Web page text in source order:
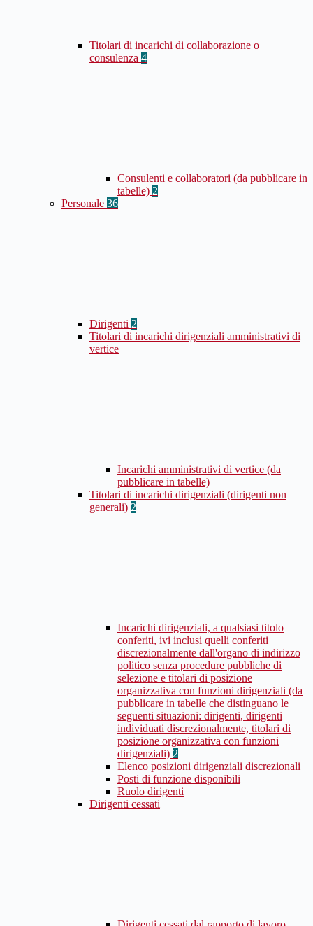
Titolari di incarichi di collaborazione o
consulenza 4
Consulenti e collaboratori (da pubblicare in
tabelle) 2
Personale 36
Dirigenti 2
Titolari di incarichi dirigenziali amministrativi di
vertice
Incarichi amministrativi di vertice (da
pubblicare in tabelle)
Titolari di incarichi dirigenziali (dirigenti non
generali) 2
Incarichi dirigenziali, a qualsiasi titolo
conferiti, ivi inclusi quelli conferiti
discrezionalmente dall'organo di indirizzo
politico senza procedure pubbliche di
selezione e titolari di posizione
organizzativa con funzioni dirigenziali (da
pubblicare in tabelle che distinguano le
seguenti situazioni: dirigenti, dirigenti
individuati discrezionalmente, titolari di
posizione organizzativa con funzioni
dirigenziali) 2
Elenco posizioni dirigenziali discrezionali
Posti di funzione disponibili
Ruolo dirigenti
Dirigenti cessati